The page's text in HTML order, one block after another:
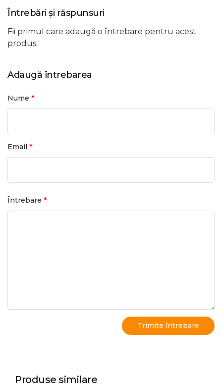
Întrebări și răspunsuri
Fii primul care adaugă o întrebare pentru acest
produs.
Adaugă întrebarea
Nume *
Email *
Întrebare *
Produse similare